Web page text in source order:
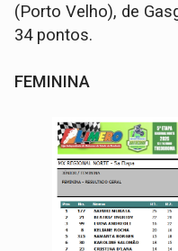
(Porto Velho), de
34 pontos.
FEMININA